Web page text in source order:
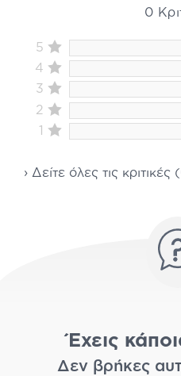
0
5
4
3
2
1
› Δείτε όλες τις κριτικές
Έχεις
Δεν βρήκες